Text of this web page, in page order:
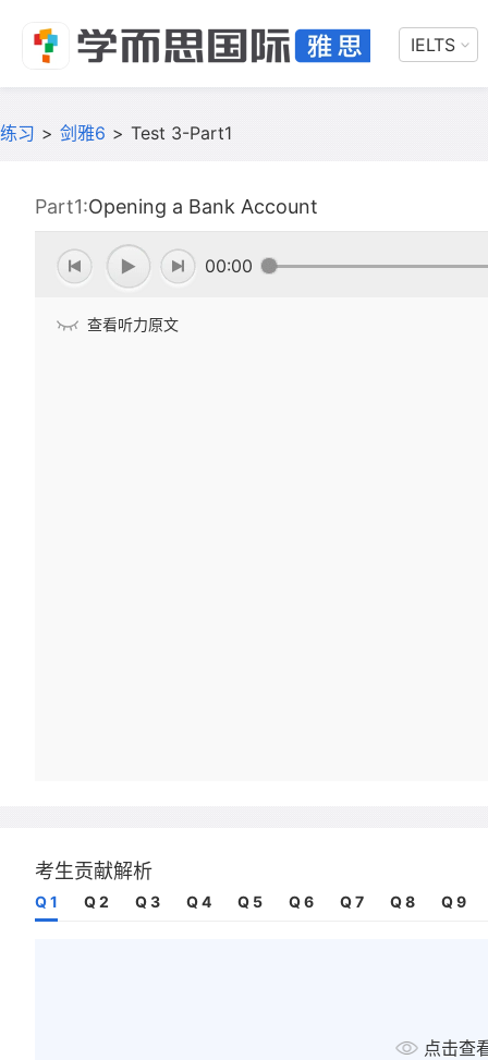
IELTS
练习 > 剑雅6 > Test 3-Part1
Part1:Opening a Bank Account
00:00
查看听力原文
考生贡献解析
Q 1 Q 2 Q 3 Q 4 Q 5 Q 6 Q 7 Q 8 Q 9
点击查